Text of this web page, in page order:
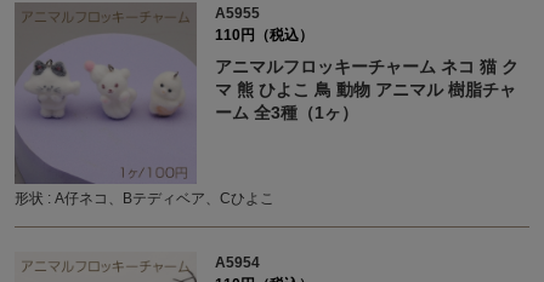
A5955
110円（税込）
アニマルフロッキーチャーム ネコ 猫 ク
マ 熊 ひよこ 鳥 動物 アニマル 樹脂チャ
ーム 全3種（1ヶ）
形状 : A仔ネコ、Bテディベア、Cひよこ
A5954